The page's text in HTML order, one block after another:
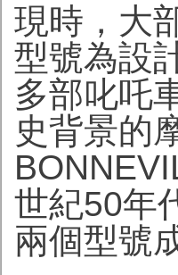
現時，大
型號為設
多部叱吒
史背景的
世紀50年
兩個型號